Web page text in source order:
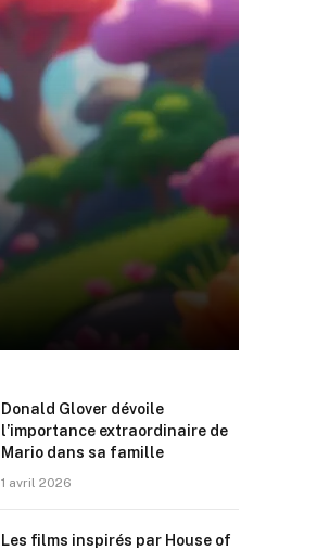
Donald Glover dévoile
l’importance extraordinaire de
Mario dans sa famille
1 avril 2026
Les films inspirés par House of